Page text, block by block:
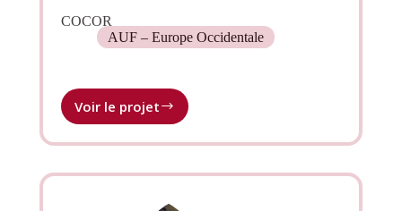
COCOR
AUF – Europe Occidentale
Voir le projet
COmpter
autres,